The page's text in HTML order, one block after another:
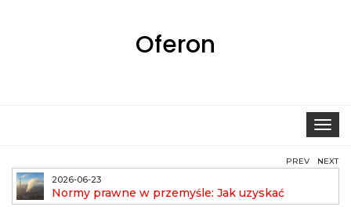
Oferon
Toggle
2026-06-23
Normy prawne w przemyśle: Jak uzyskać
pozwolenie na emisję?
PREV NEXT